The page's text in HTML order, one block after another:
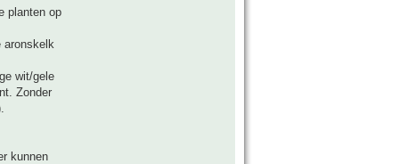
planten op
aronskelk
wit/gele
Zonder
kunnen